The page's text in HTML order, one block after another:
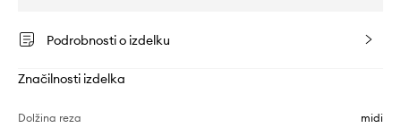
Podrobnosti o izdelku
Značilnosti izdelka
Dolžina reza midi